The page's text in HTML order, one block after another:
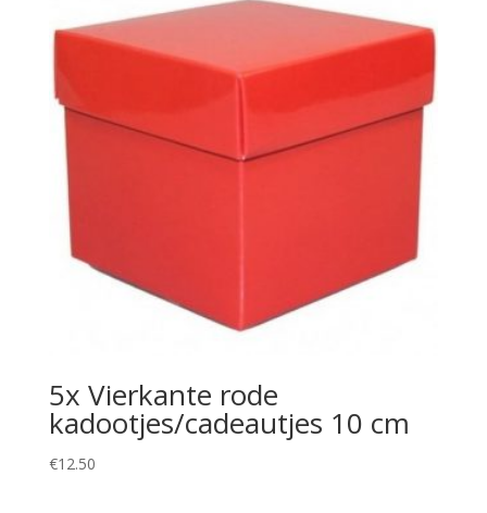
5x Vierkante rode
kadootjes/cadeautjes 10 cm
€12.50